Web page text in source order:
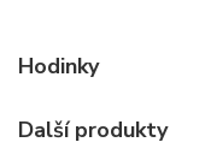
Hodinky
Další produkty